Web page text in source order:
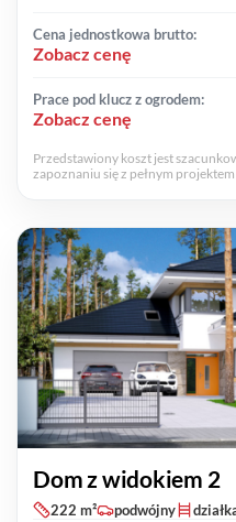
Cena jednostkowa brutto:
Zobacz cenę
Prace pod klucz z ogrodem:
Zobacz cenę
Przedstawiony koszt jest
zapoznaniu się z pełnym
Dom z widokiem 2
222 m² podwójny